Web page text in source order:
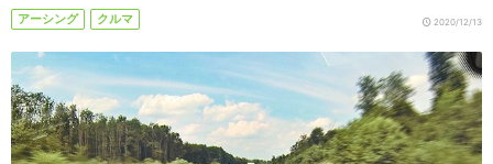
アーシング クルマ 2020/12/13